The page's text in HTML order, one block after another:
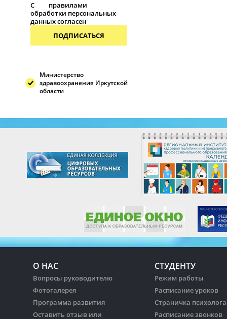
С
правилами
обработки персональных
данных согласен
ПОДПИСАТЬСЯ
Министерство
здравоохранения Иркутской
области
О НАС
Вопросы руководителю
Фотогалерея
Программа развития
Оставить отзыв или
СТУДЕНТУ
Режим работы
Расписание уроков
Страничка психолога
Расписание звонков